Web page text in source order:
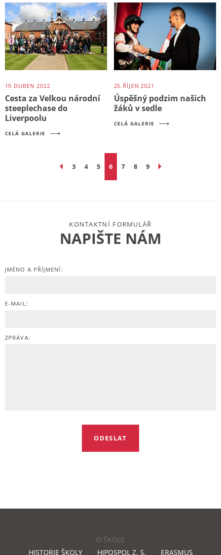
19. DUBEN 2022
Cesta za Velkou národní
steeplechase do
Liverpoolu
CELÁ GALERIE
25. ŘÍJEN 2021
Úspěšný podzim našich
žáků v sedle
CELÁ GALERIE
3 4 5 6 7 8 9
NAPIŠTE NÁM
KONTAKTNÍ FORMULÁŘ
JMÉNO A PŘÍJMENÍ:
E-MAIL:
ZPRÁVA:
O ŠKOLE
HISTORIE ŠKOLY
HIPOSPOL Z. S. ERASMUS